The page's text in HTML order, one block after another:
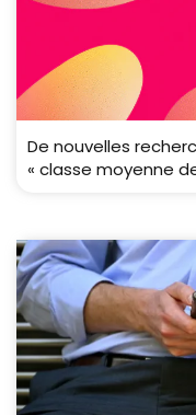
De nouvelles
« classe moyenne